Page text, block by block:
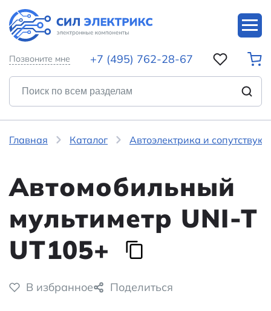
Позвоните мне +7 (495) 762-28-67
Главная Каталог Автоэлектрика и
Автомобильный
мультиметр UNI-T
UT105+
В избранное Поделиться